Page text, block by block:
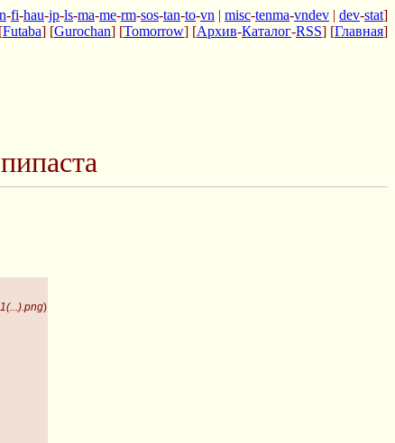
-fi-hau-jp-ls-ma-me-rm-sos-tan-to-vn | misc-tenma-vndev | dev-stat]
Futaba] [Gurochan] [Tomorrow] [Архив-Каталог-RSS] [Главная]
)